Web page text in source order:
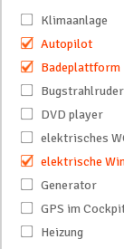
Klimaanlage
Autopilot
Badeplattform
Bugstrahlruder
DVD player
elektrisches
elektrische
Generator
GPS im
Heizung